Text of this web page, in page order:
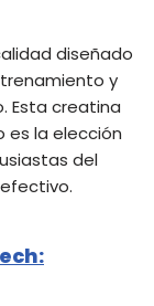
diseñado
y
Esta creatina
la elección
del